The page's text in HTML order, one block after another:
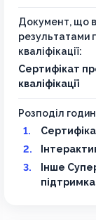
Документ, що
результатами
кваліфікації:
Сертифікат
кваліфікації
Розподіл
Інше